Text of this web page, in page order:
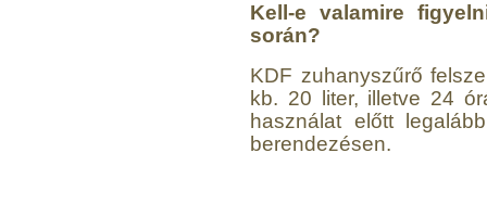
Kell-e valamire
során?
KDF zuhanyszűrő
kb. 20 liter, illetve 24
használat előtt
berendezésen.